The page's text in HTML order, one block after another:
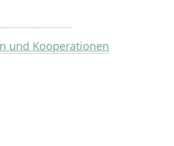
und Kooperationen